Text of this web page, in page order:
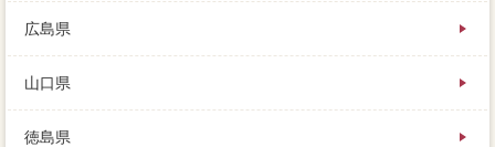
広島県
山口県
徳島県